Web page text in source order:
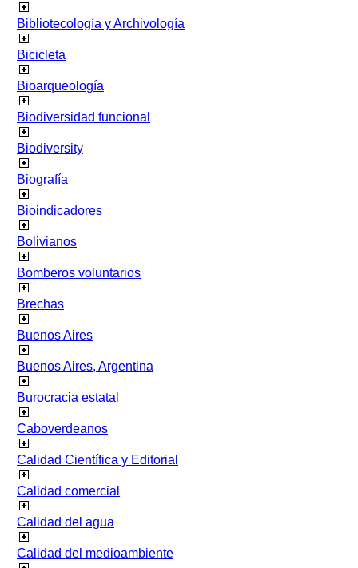
Bibliotecología y Archivología
Bicicleta
Bioarqueología
Biodiversidad funcional
Biodiversity
Biografía
Bioindicadores
Bolivianos
Bomberos voluntarios
Brechas
Buenos Aires
Buenos Aires, Argentina
Burocracia estatal
Caboverdeanos
Calidad Científica y Editorial
Calidad comercial
Calidad del agua
Calidad del medioambiente